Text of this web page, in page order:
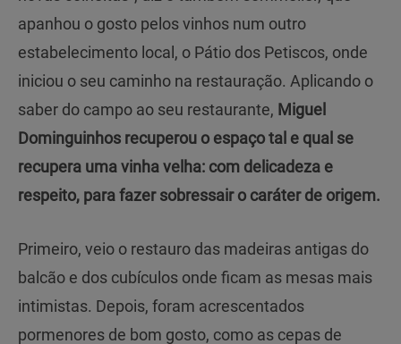
apanhou o gosto pelos vinhos num outro
estabelecimento local, o Pátio dos Petiscos, onde
iniciou o seu caminho na restauração. Aplicando o
saber do campo ao seu restaurante, Miguel
Dominguinhos recuperou o espaço tal e qual se
recupera uma vinha velha: com delicadeza e
respeito, para fazer sobressair o caráter de origem.
Primeiro, veio o restauro das madeiras antigas do
balcão e dos cubículos onde ficam as mesas mais
intimistas. Depois, foram acrescentados
pormenores de bom gosto, como as cepas de